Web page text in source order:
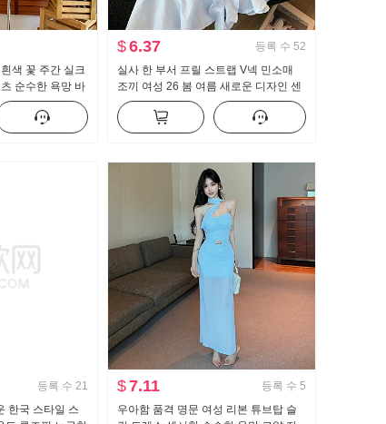
색 꽃 주간 실크
순수한 욕망 바
셔츠 슬림해 보
$6.37 등록 수 52
실사 한 부서 프릴 스트랩 V넥 민소매
조끼 여성 26 봄 여름 새로운 디자인 센
스 외국 가스 맨위 트렌디
등록 수 21
한국 스타일 스
$7.11 등록 수 5
우아함 품격 명문 여성 리본 튜브탑 슬